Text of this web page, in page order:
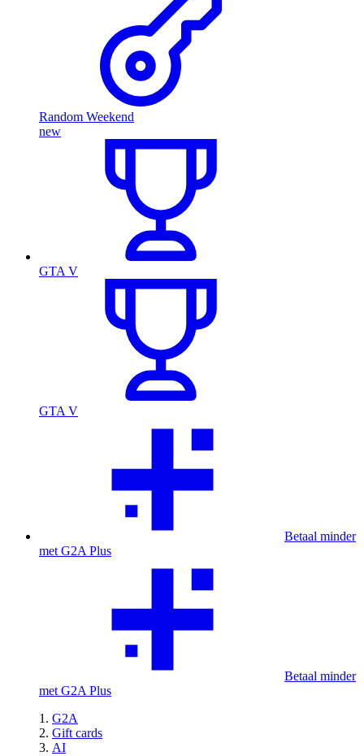
Random Weekend
new
GTA V
GTA V
Betaal minder
met G2A Plus
Betaal minder
met G2A Plus
G2A
Gift cards
AI